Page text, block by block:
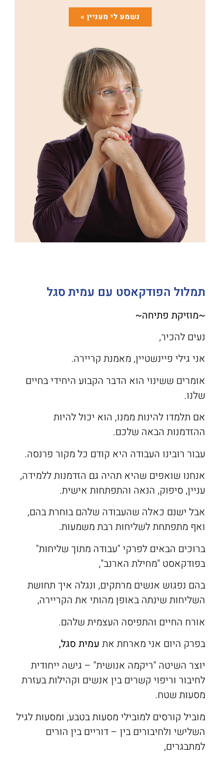
נשמע לי מעניין »
תמלול הפודקאסט עם עמית סגל
~מוזיקת פתיחה~
נעים להכיר,
אני גילי פיינשטיין, מאמנת קריירה.
אומרים ששינוי הוא הדבר הקבוע היחידי בחיים
שלנו.
אם תלמדו להינות ממנו, הוא יכול להיות
ההזדמנות הבאה שלכם.
עבור רובינו העבודה היא קודם כל מקור פרנסה.
אנחנו שואפים שהיא תהיה גם הזדמנות ללמידה,
עניין, סיפוק, הנאה והתפתחות אישית.
אבל ישנם כאלה שהעבודה שלהם בוחרת בהם,
ואף מתפתחת לשליחות רבת משמעות.
ברוכים הבאים לפרקי "עבודה מתוך שליחות"
בפודקאסט "מחילת הארנב",
בהם נפגוש אנשים מרתקים, ונגלה איך תחושת
השליחות שינתה באופן מהותי את הקריירה,
אורח החיים והתפיסה העצמית שלהם.
בפרק היום אני מארחת את עמית סגל,
יוצר השיטה "ריקמה אנושית" – גישה ייחודית
לחיבור וריפוי קשרים בין אנשים וקהילות בעזרת
מסעות שטח.
מוביל קורסים למובילי מסעות בטבע, ומסעות לגיל
השלישי ולחיבורים בין – דוריים בין הורים
למתבגרים,